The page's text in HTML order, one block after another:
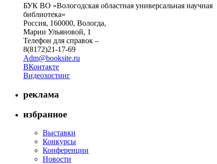
БУК ВО «Вологодская областная универсальная научная
библиотека»
Россия, 160000, Вологда,
Марии Ульяновой, 1
Телефон для справок –
8(8172)21-17-69
Adm@booksite.ru
ВКонтакте
Видеохостинг
реклама
избранное
Выставки
Конкурсы
Конференции
Новости